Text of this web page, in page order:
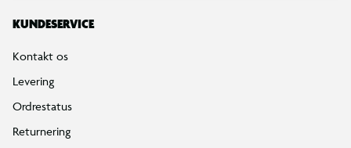
KUNDESERVICE
Kontakt os
Levering
Ordrestatus
Returnering